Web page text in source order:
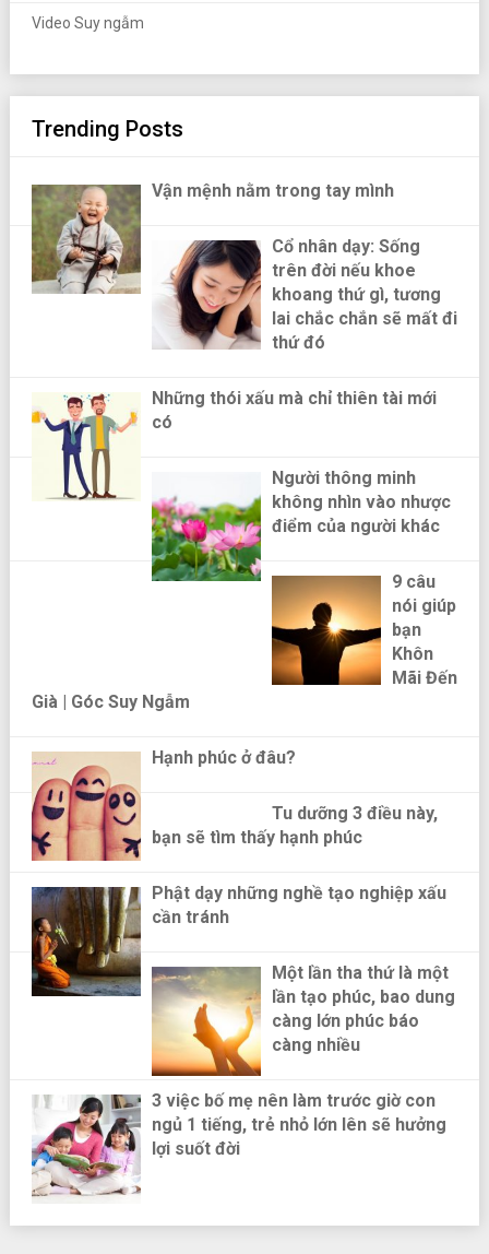
Video Suy ngẫm
Trending Posts
Vận mệnh nằm trong tay mình
Cổ nhân dạy: Sống
trên đời nếu khoe
khoang thứ gì, tương
lai chắc chắn sẽ mất đi
thứ đó
Những thói xấu mà chỉ thiên tài mới
có
Người thông minh
không nhìn vào nhược
điểm của người khác
9 câu
nói giúp
bạn
Khôn
Mãi Đến
Già | Góc Suy Ngẫm
Hạnh phúc ở đâu?
Tu dưỡng 3 điều này,
bạn sẽ tìm thấy hạnh phúc
Phật dạy những nghề tạo nghiệp xấu
cần tránh
Một lần tha thứ là một
lần tạo phúc, bao dung
càng lớn phúc báo
càng nhiều
3 việc bố mẹ nên làm trước giờ con
ngủ 1 tiếng, trẻ nhỏ lớn lên sẽ hưởng
lợi suốt đời